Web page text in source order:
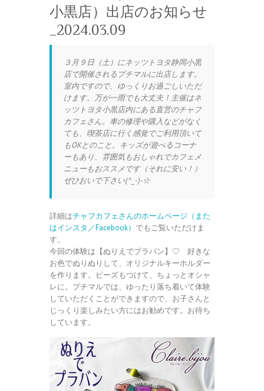
小黒店）出店のお知らせ
_2024.03.09
３月９日（土）にネッツトヨタ静岡小黒
店で開催されるプチマルに出店します。
室内ですので、ゆっくりお過ごしいただ
けます。万が一雨でも大丈夫！主催はネ
ッツトヨタ小黒店内にある直営のチャフ
カフェさん。車の修理や購入などがなく
ても、喫茶店に行く感覚でご利用頂いて
もOKとのこと。キッズが遊べるコーナ
ーもあり、雰囲気もおしゃれでカフェメ
ニューもおススメです（それに安い！）
ぜひおいで下さい(^_-)-☆
詳細はチャフカフェさんのホームページ（また
はインスタ／Facebook） でもご覧いただけま
す。
今回の体験は【ぬりえでプラバン】♡ 好きな
お色でぬりぬりして、オリジナルキーホルダー
を作ります。ビーズもつけて、ちょっとオシャ
レに。プチマルでは、ゆったり落ち着いて体験
していただくことができますので、お子さんと
じっくり楽しみたい方にはお勧めです。お待ち
しています。